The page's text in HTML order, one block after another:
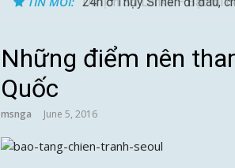
Những điểm nên
Quốc
msnga June 5, 2016